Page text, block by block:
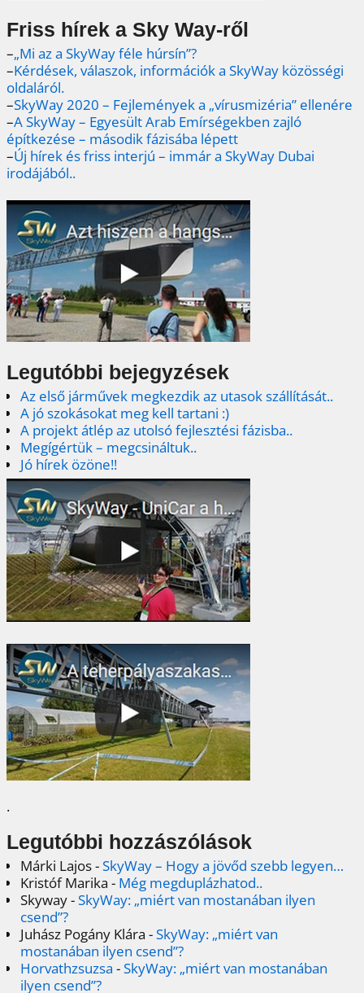
Friss hírek a Sky Way-ről
–„Mi az a SkyWay féle húrsín”?
–Kérdések, válaszok, információk a SkyWay közösségi
oldaláról.
–SkyWay 2020 – Fejlemények a „vírusmizéria” ellenére
–A SkyWay – Egyesült Arab Emírségekben zajló
építkezése – második fázisába lépett
–Új hírek és friss interjú – immár a SkyWay Dubai
irodájából..
Legutóbbi bejegyzések
Az első járművek megkezdik az utasok szállítását..
A jó szokásokat meg kell tartani :)
A projekt átlép az utolsó fejlesztési fázisba..
Megígértük – megcsináltuk..
Jó hírek özöne!!
.
Legutóbbi hozzászólások
Márki Lajos-SkyWay – Hogy a jövőd szebb legyen…
Kristóf Marika - Még megduplázhatod..
Skyway-SkyWay: „miért van mostanában ilyen
csend”?
Juhász Pogány Klára -SkyWay: „miért van
mostanában ilyen csend”?
Horvathzsuzsa -SkyWay: „miért van mostanában
ilyen csend”?